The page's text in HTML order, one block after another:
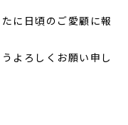
に日頃のご愛顧に報
よろしくお願い申し